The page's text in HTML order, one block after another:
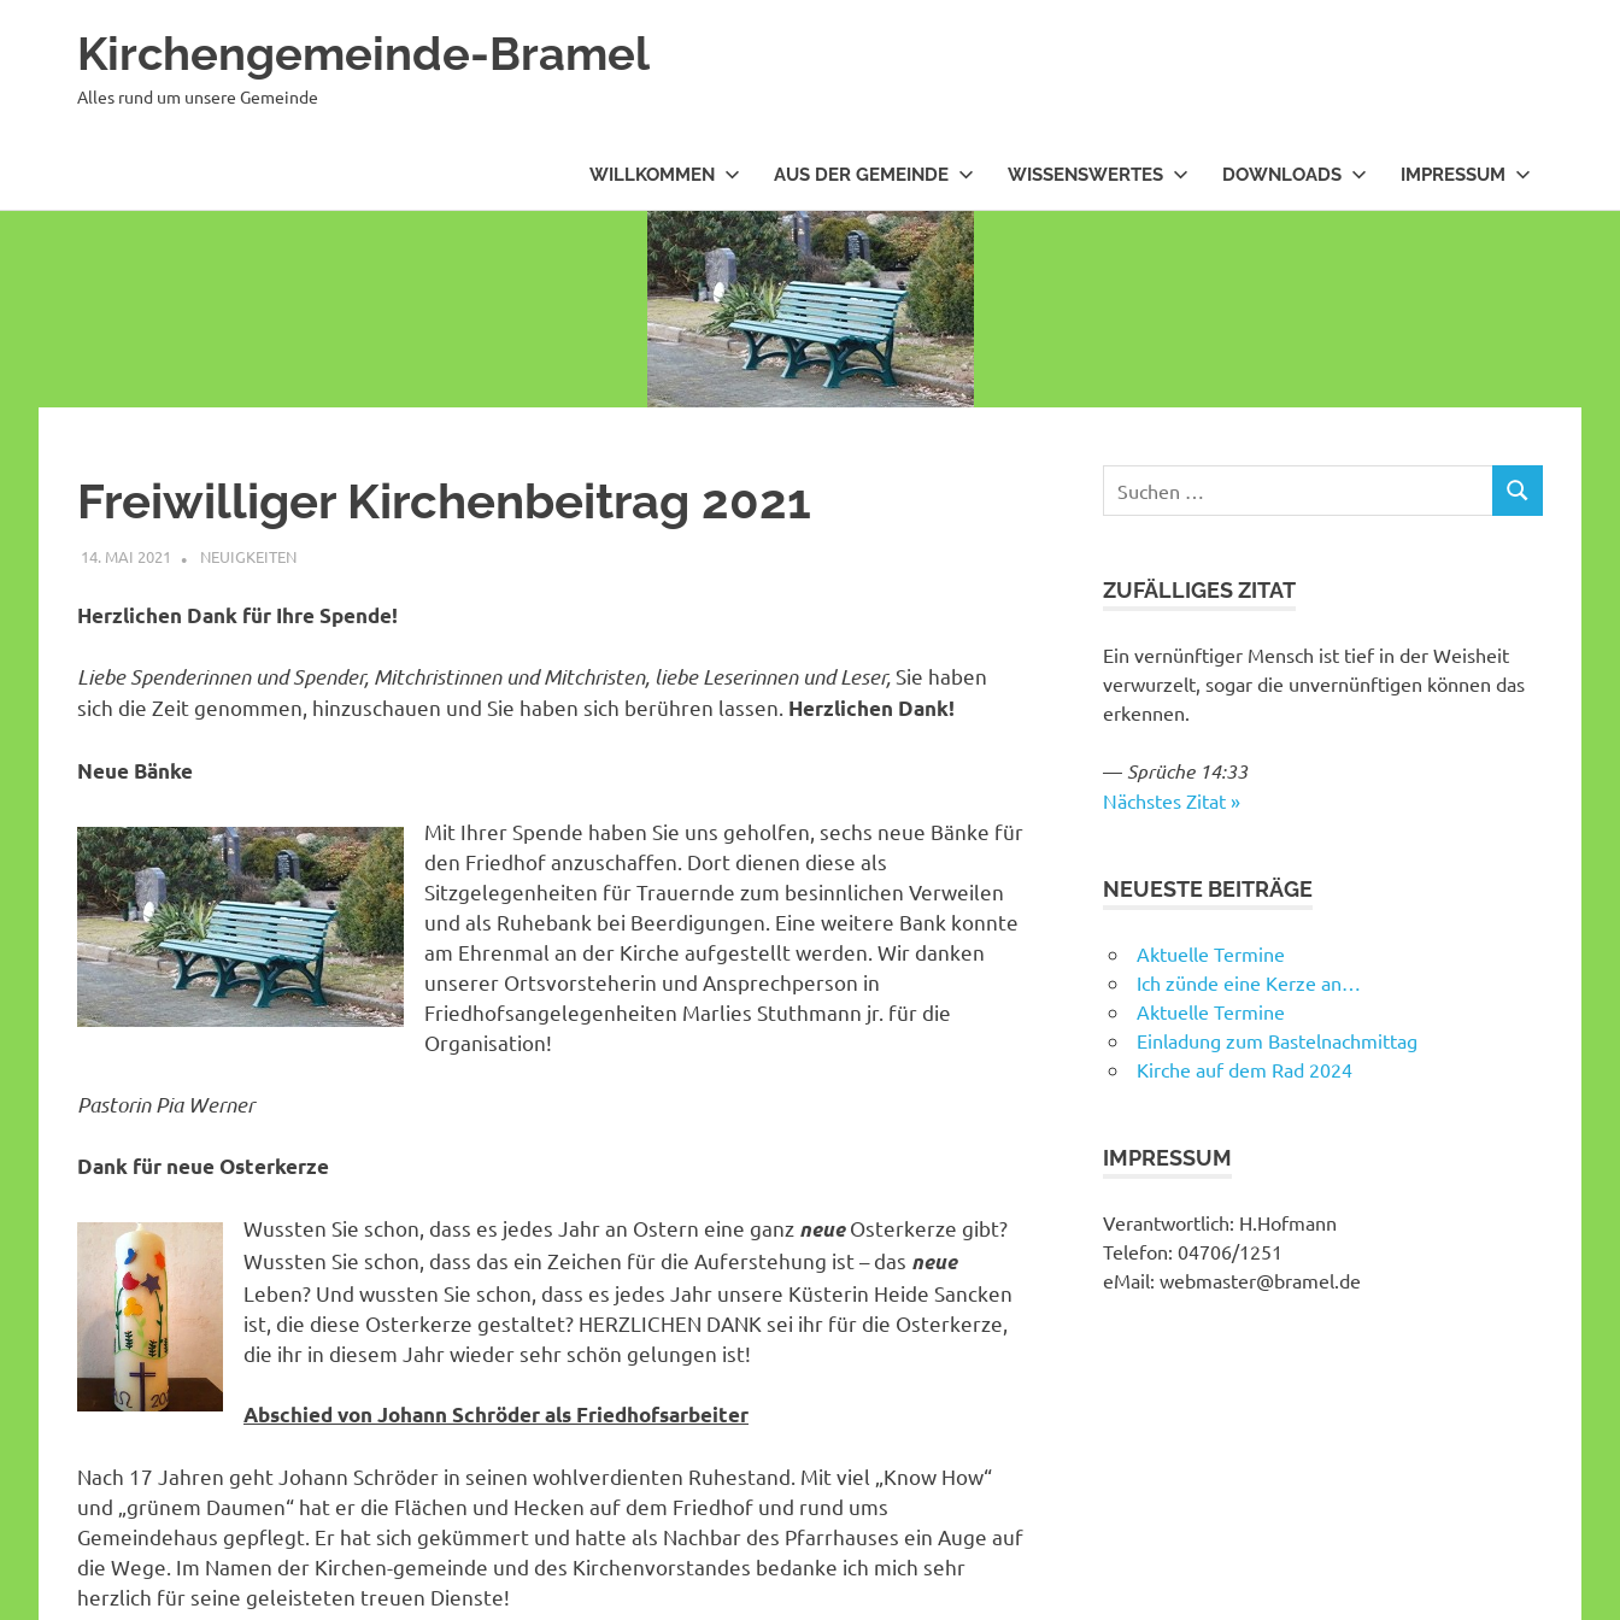
Kirchengemeinde-Bramel
Alles rund um unsere Gemeinde
WILLKOMMEN AUS DER GEMEINDE WISSENSWERTES DOWNLOADS IMPRESSUM
Freiwilliger Kirchenbeitrag 2021
14. MAI 2021 HANS
NEUIGKEITEN
Herzlichen Dank für Ihre Spende!
Liebe Spenderinnen und Spender, Mitchristinnen und Mitchristen, liebe Leserinnen und Leser, Sie haben
sich die Zeit genommen, hinzuschauen und Sie haben sich berühren lassen. Herzlichen Dank!
Neue Bänke
Mit Ihrer Spende haben Sie uns geholfen, sechs neue Bänke für
den Friedhof anzuschaffen. Dort dienen diese als
Sitzgelegenheiten für Trauernde zum besinnlichen Verweilen
und als Ruhebank bei Beerdigungen. Eine weitere Bank konnte
am Ehrenmal an der Kirche aufgestellt werden. Wir danken
unserer Ortsvorsteherin und Ansprechperson in
Friedhofsangelegenheiten Marlies Stuthmann jr. für die
Organisation!
Pastorin Pia Werner
Dank für neue Osterkerze
Wussten Sie schon, dass es jedes Jahr an Ostern eine ganz neueOsterkerze gibt?
Wussten Sie schon, dass das ein Zeichen für die Auferstehung ist – das neue
Leben? Und wussten Sie schon, dass es jedes Jahr unsere Küsterin Heide Sancken
ist, die diese Osterkerze gestaltet? HERZLICHEN DANK sei ihr für die Osterkerze,
die ihr in diesem Jahr wieder sehr schön gelungen ist!
Abschied von Johann Schröder als Friedhofsarbeiter
Nach 17 Jahren geht Johann Schröder in seinen wohlverdienten Ruhestand. Mit viel „Know How“
und „grünem Daumen“ hat er die Flächen und Hecken auf dem Friedhof und rund ums
Gemeindehaus gepflegt. Er hat sich gekümmert und hatte als Nachbar des Pfarrhauses ein Auge auf
die Wege. Im Namen der Kirchen-gemeinde und des Kirchenvorstandes bedanke ich mich sehr
herzlich für seine geleisteten treuen Dienste!
nach:
SUCHEN
ZUFÄLLIGES ZITAT
Ein vernünftiger Mensch ist tief in der Weisheit
verwurzelt, sogar die unvernünftigen können das
erkennen.
— Sprüche 14:33
Nächstes Zitat »
NEUESTE BEITRÄGE
Aktuelle Termine
Ich zünde eine Kerze an…
Aktuelle Termine
Einladung zum Bastelnachmittag
Kirche auf dem Rad 2024
IMPRESSUM
Verantwortlich: H.Hofmann
Telefon: 04706/1251
eMail: webmaster@bramel.de